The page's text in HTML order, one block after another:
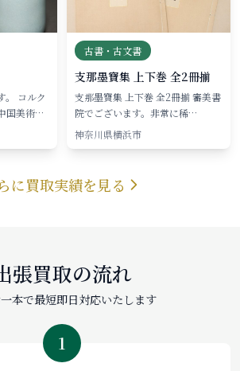
。 コルク
国美術…
古書・古文書
支那墨寶集 上下巻 全2冊揃
支那墨寶集 上下巻 全2冊揃 審美書
院でございます。非常に稀…
神奈川県横浜市
に買取実績を見る
張買取の流れ
本で最短即日対応いたします
1